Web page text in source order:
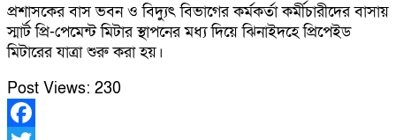
প্রশাসকের বাস ভবন ও বিদ্যুৎ বিভাগের কর্মকর্তা কর্মীচারীদের বাসায়
স্মার্ট প্রি-পেমেন্ট মিটার স্থাপনের মধ্য দিয়ে ঝিনাইদহে প্রিপেইড
মিটারের যাত্রা শুরু করা হয়।
Post Views: 230